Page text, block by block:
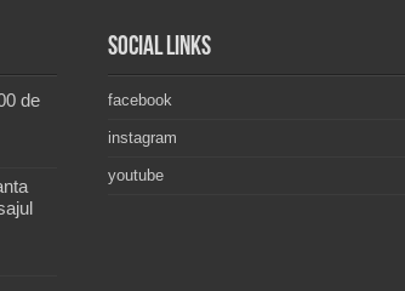
de
Social Links
facebook
instagram
youtube